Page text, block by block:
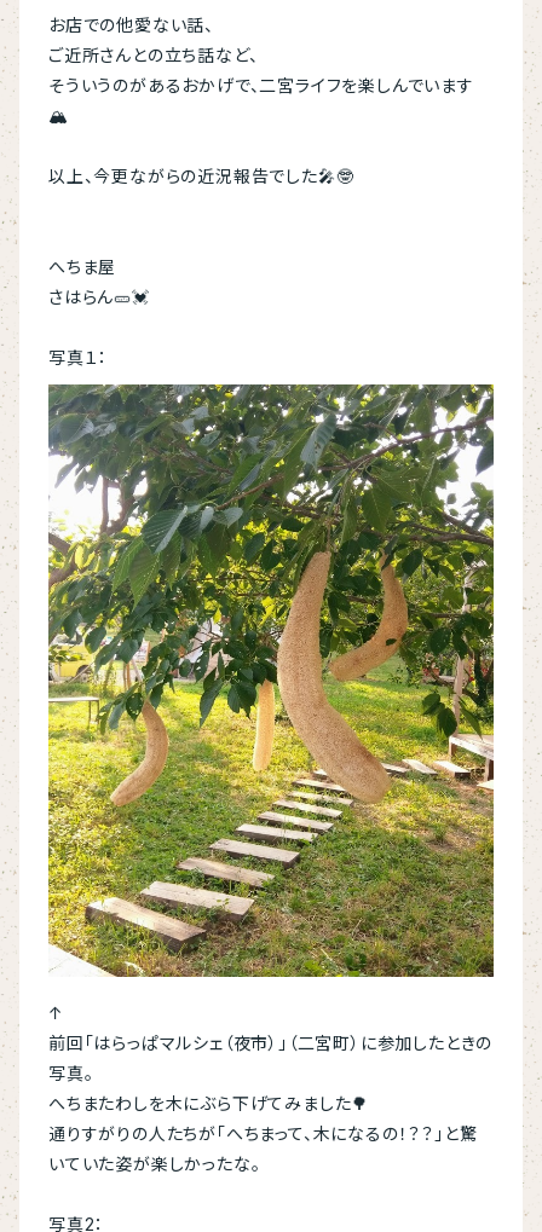
お店での他愛ない話、
ご近所さんとの立ち話など、
そういうのがあるおかげで、二宮ライフを楽しんでいます
🏔
以上、今更ながらの近況報告でした🎤🤓
へちま屋
さはらん🥒💓
写真１：
↑
前回「はらっぱマルシェ（夜市）」（二宮町）に参加したときの
写真。
へちまたわしを木にぶら下げてみました🌳
通りすがりの人たちが「へちまって、木になるの！？？」と驚
いていた姿が楽しかったな。
写真2：